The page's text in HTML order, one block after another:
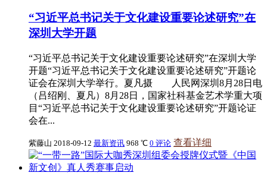
“习近平总书记关于文化建设重要论述研究”在
深圳大学开题
“习近平总书记关于文化建设重要论述研究”在深圳大学
开题“习近平总书记关于文化建设重要论述研究”开题论
证会在深圳大学举行。夏凡摄 人民网深圳8月28日电
（吕绍刚、夏凡）8月28日，国家社科基金艺术学重大项
目“习近平总书记关于文化建设重要论述研究”开题论证
会在...
紫藤山 2018-09-12 最新资讯 968 ℃ 0 评论 查看详细